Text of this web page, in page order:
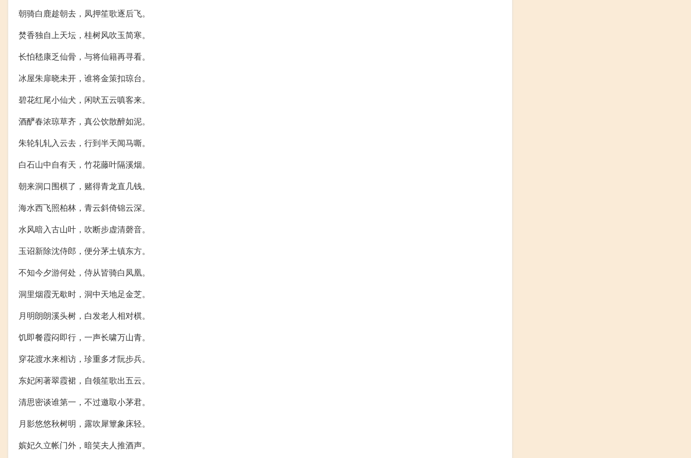
朝骑白鹿趁朝去，凤押笙歌逐后飞。
焚香独自上天坛，桂树风吹玉简寒。
长怕嵇康乏仙骨，与将仙籍再寻看。
冰屋朱扉晓未开，谁将金策扣琼台。
碧花红尾小仙犬，闲吠五云嗔客来。
酒酽春浓琼草齐，真公饮散醉如泥。
朱轮轧轧入云去，行到半天闻马嘶。
白石山中自有天，竹花藤叶隔溪烟。
朝来洞口围棋了，赌得青龙直几钱。
海水西飞照柏林，青云斜倚锦云深。
水风暗入古山叶，吹断步虚清磬音。
玉诏新除沈侍郎，便分茅土镇东方。
不知今夕游何处，侍从皆骑白凤凰。
洞里烟霞无歇时，洞中天地足金芝。
月明朗朗溪头树，白发老人相对棋。
饥即餐霞闷即行，一声长啸万山青。
穿花渡水来相访，珍重多才阮步兵。
东妃闲著翠霞裙，自领笙歌出五云。
清思密谈谁第一，不过邀取小茅君。
月影悠悠秋树明，露吹犀簟象床轻。
嫔妃久立帐门外，暗笑夫人推酒声。